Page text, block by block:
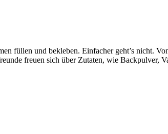
füllen und bekleben. Einfacher geht’s nicht.
freuen sich über Zutaten, wie Backpulver,